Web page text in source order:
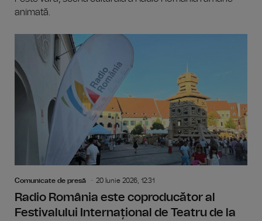
animată.
Comunicate de presă 20 Iunie 2026, 12:31
Radio România este coproducător al
Festivalului Internațional de Teatru de la